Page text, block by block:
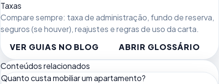
Taxas
Compare sempre: taxa de administração, fundo de reserva,
seguros (se houver), reajustes e regras de uso da carta.
VER GUIAS NO BLOG
ABRIR GLOSSÁRIO
Conteúdos relacionados
Quanto custa mobiliar um apartamento?